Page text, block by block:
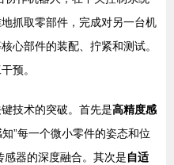
抓取零部件，完成对另一台机
心部件的装配、拧紧和测试。
预。
技术的突破。首先是高精度感
知”每一个微小零件的姿态和位
器的深度融合。其次是自适